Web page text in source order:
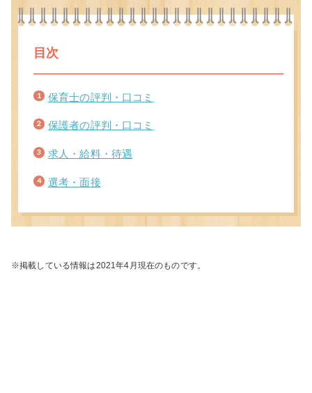
目次
保育士の評判・口コミ
保護者の評判・口コミ
求人・給料・待遇
選考・面接
※掲載している情報は2021年4月現在のものです。